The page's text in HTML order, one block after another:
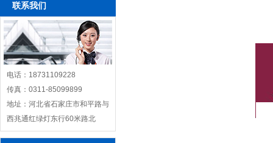
联系我们
电话：18731109228
传真：0311-85099899
地址：河北省石家庄市和平路与
西兆通红绿灯东行60米路北